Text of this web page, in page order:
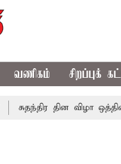
வணிகம் சிறப்புக்
தின விழா ஒத்திகை: